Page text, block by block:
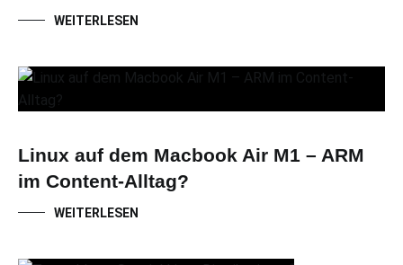
WEITERLESEN
Linux auf dem Macbook Air M1 – ARM
im Content-Alltag?
WEITERLESEN